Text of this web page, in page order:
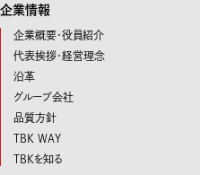
企業情報
企業概要・役員紹介
代表挨拶・経営理念
沿革
グループ会社
品質方針
TBK WAY
TBKを知る